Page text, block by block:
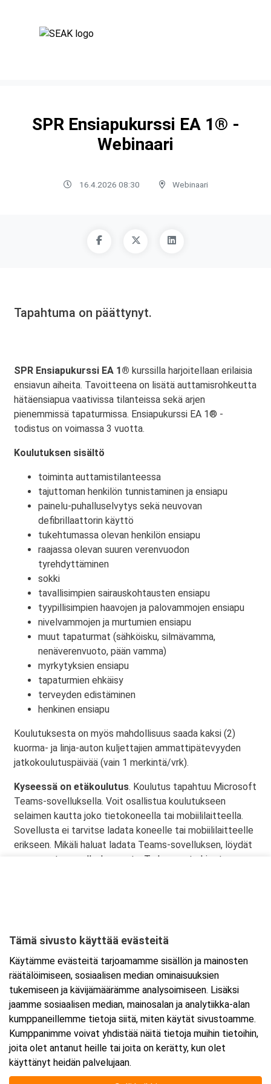
SPR Ensiapukurssi EA 1® -
Webinaari
16.4.2026 08:30 Webinaari
Tapahtuma on päättynyt.
SPR Ensiapukurssi EA 1® kurssilla harjoitellaan erilaisia
ensiavun aiheita. Tavoitteena on lisätä auttamisrohkeutta
hätäensiapua vaativissa tilanteissa sekä arjen
pienemmissä tapaturmissa. Ensiapukurssi EA 1® -
todistus on voimassa 3 vuotta.
Koulutuksen sisältö
toiminta auttamistilanteessa
tajuttoman henkilön tunnistaminen ja ensiapu
painelu-puhalluselvytys sekä neuvovan
defibrillaattorin käyttö
tukehtumassa olevan henkilön ensiapu
raajassa olevan suuren verenvuodon
tyrehdyttäminen
sokki
tavallisimpien sairauskohtausten ensiapu
tyypillisimpien haavojen ja palovammojen ensiapu
nivelvammojen ja murtumien ensiapu
muut tapaturmat (sähköisku, silmävamma,
nenäverenvuoto, pään vamma)
myrkytyksien ensiapu
tapaturmien ehkäisy
terveyden edistäminen
henkinen ensiapu
Koulutuksesta on myös mahdollisuus saada kaksi (2)
kuorma- ja linja-auton kuljettajien ammattipätevyyden
jatkokoulutuspäivää (vain 1 merkintä/vrk).
Kyseessä on etäkoulutus. Koulutus tapahtuu Microsoft
Teams-sovelluksella. Voit osallistua koulutukseen
selaimen kautta joko tietokoneella tai mobiililaitteella.
Sovellusta ei tarvitse ladata koneelle tai mobiililaitteelle
erikseen. Mikäli haluat ladata Teams-sovelluksen, löydät
sen omasta sovelluskaupasta. Tarkemmat ohjeet
Ajankohta
Alkaa:16.4.2026 08:30
Päättyy:17.4.2026 15:30
Lisää tapahtuma kalenteriisi
Tämä sivusto käyttää evästeitä
Käytämme evästeitä tarjoamamme sisällön ja mainosten
räätälöimiseen, sosiaalisen median ominaisuuksien
tukemiseen ja kävijämäärämme analysoimiseen. Lisäksi
jaamme sosiaalisen median, mainosalan ja analytiikka-alan
kumppaneillemme tietoja siitä, miten käytät sivustoamme.
Kumppanimme voivat yhdistää näitä tietoja muihin tietoihin,
joita olet antanut heille tai joita on kerätty, kun olet
käyttänyt heidän palvelujaan.